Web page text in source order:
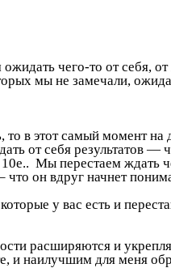
чего-то от себя,
мы не замечали,
то в этот самый момент
от себя результатов —
Мы перестаем ждать
он вдруг начнет
у вас есть и
расширяются и
и наилучшим для меня